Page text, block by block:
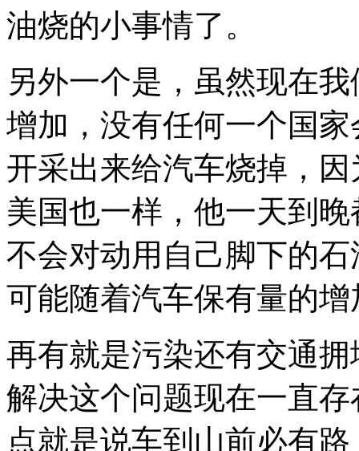
油烧的小事情了。
另外一个是，虽然现在
增加，没有任何一个国
开采出来给汽车烧掉，
美国也一样，他一天到
不会对动用自己脚下的
可能随着汽车保有量的
再有就是污染还有交通
解决这个问题现在一直
点就是说车到山前必有